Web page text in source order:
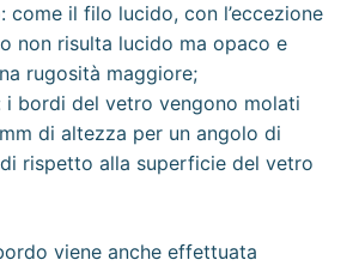
come il filo lucido, con l’eccezione
non risulta lucido ma opaco e
rugosità maggiore;
i bordi del vetro vengono molati
di altezza per un angolo di
rispetto alla superficie del vetro
viene anche effettuata